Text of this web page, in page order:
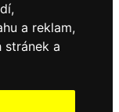
a reklam,
stránek a